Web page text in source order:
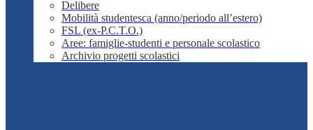
Delibere
Mobilità studentesca (anno/periodo all’estero)
FSL (ex-P.C.T.O.)
Aree: famiglie-studenti e personale scolastico
Archivio progetti scolastici